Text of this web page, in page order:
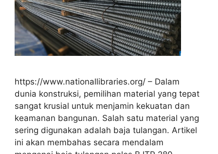
https://www.nationallibraries.org/ – Dalam
dunia konstruksi, pemilihan material yang tepat
sangat krusial untuk menjamin kekuatan dan
keamanan bangunan. Salah satu material yang
sering digunakan adalah baja tulangan. Artikel
ini akan membahas secara mendalam